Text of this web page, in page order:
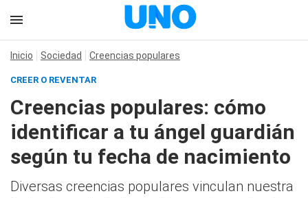
Inicio Sociedad Creencias populares
CREER O REVENTAR
Creencias populares: cómo
identificar a tu ángel guardián
según tu fecha de nacimiento
Diversas creencias populares vinculan nuestra